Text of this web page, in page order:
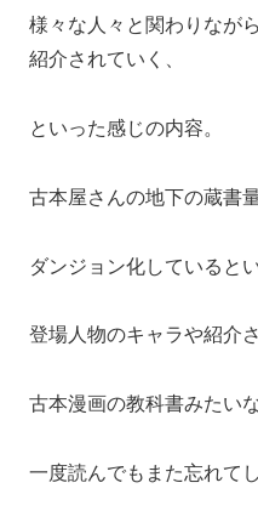
様々な人々と関わりなが
紹介されていく、
といった感じの内容。
古本屋さんの地下の蔵書
ダンジョン化していると
登場人物のキャラや紹介
古本漫画の教科書みたい
一度読んでもまた忘れて